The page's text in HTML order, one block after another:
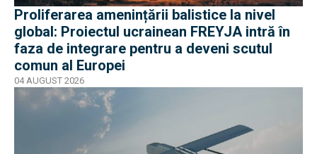
Proliferarea amenințării balistice la nivel
global: Proiectul ucrainean FREYJA intră în
faza de integrare pentru a deveni scutul
comun al Europei
04 AUGUST 2026